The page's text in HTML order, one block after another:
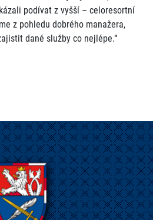
podívat z vyšší – celoresortní
z pohledu dobrého manažera,
dané služby co nejlépe.“